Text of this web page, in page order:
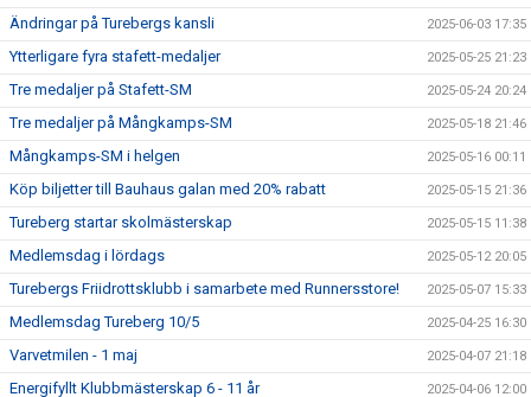
Ändringar på Turebergs kansli 2025-06-03 17:35
Ytterligare fyra stafett-medaljer 2025-05-25 21:23
Tre medaljer på Stafett-SM 2025-05-24 20:24
Tre medaljer på Mångkamps-SM 2025-05-18 21:46
Mångkamps-SM i helgen 2025-05-16 00:11
Köp biljetter till Bauhaus galan med 20% rabatt 2025-05-15 21:36
Tureberg startar skolmästerskap 2025-05-15 11:38
Medlemsdag i lördags 2025-05-12 20:05
Turebergs Friidrottsklubb i samarbete med Runnersstore! 2025-05-07 15:33
Medlemsdag Tureberg 10/5 2025-04-25 16:30
Varvetmilen - 1 maj 2025-04-07 21:18
Energifyllt Klubbmästerskap 6 - 11 år 2025-04-06 12:00